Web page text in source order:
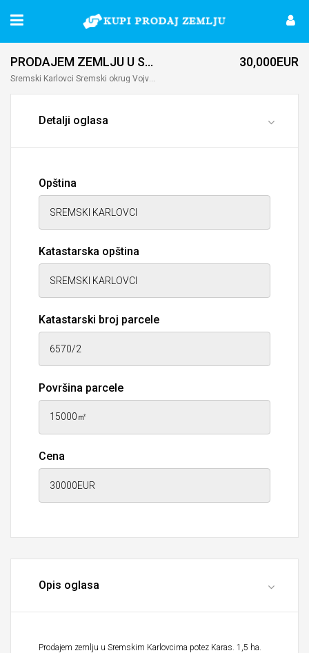
PRODAJEM ZEMLJU U SREMSKIM KARLOVCIMA
Sremski Karlovci Sremski оkrug Vojvodina RS
30,000EUR
Detalji oglasa
Opština
Katastarska opština
Katastarski broj parcele
Površina parcele
Cena
Opis oglasa
Prodajem zemlju u Sremskim Karlovcima potez Karas. 1,5 ha.